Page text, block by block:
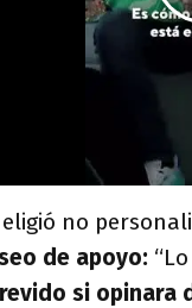
no
de apoyo:
si opinara